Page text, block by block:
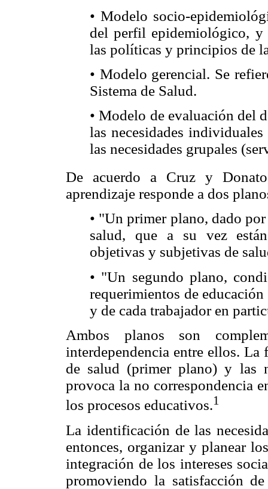
• Modelo socio-
del perfil epidemiológico, y
las políticas y principios de
• Modelo gerencial. Se
Sistema de Salud.
• Modelo de evaluación del
las necesidades
las necesidades grupales
De acuerdo a Cruz y
aprendizaje responde a dos
• "Un primer plano, dado
salud, que a su vez
objetivas y subjetivas de
• "Un segundo plano,
requerimientos de
y de cada trabajador en
Ambos planos son
interdependencia entre ellos. La
de salud (primer plano) y las
provoca la no correspondencia
los procesos educativos.1
La identificación de las
entonces, organizar y planear
integración de los intereses
promoviendo la satisfacción